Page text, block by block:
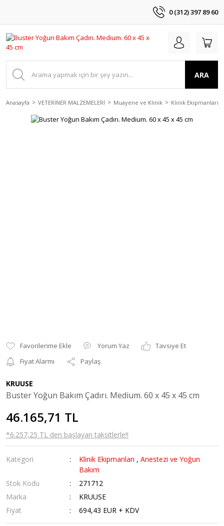
0 (312) 397 89 60
ARA
Anasayfa VETERİNER MALZEMELERİ Muayene ve Klinik Klinik Ekipmanları
Yorum Yaz
Tavsiye Et
Fiyat Alarmı
Paylaş
KRUUSE
Buster Yoğun Bakım Çadırı. Medium. 60 x 45 x 45 cm
46.165,71 TL
*6.257,25 TL den başlayan taksitlerle!!
Kategori Klinik Ekipmanları ,Anestezi ve Yoğun
Bakım
Stok Kodu
271712
Marka
KRUUSE
Fiyat
694,43 EUR + KDV